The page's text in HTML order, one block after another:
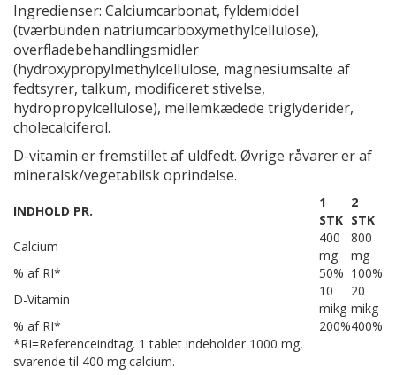
Ingredienser: Calciumcarbonat, fyldemiddel
(tværbunden natriumcarboxymethylcellulose),
overfladebehandlingsmidler
(hydroxypropylmethylcellulose, magnesiumsalte af
fedtsyrer, talkum, modificeret stivelse,
hydropropylcellulose), mellemkædede triglyderider,
cholecalciferol.
D-vitamin er fremstillet af uldfedt. Øvrige råvarer er af
mineralsk/vegetabilsk oprindelse.
INDHOLD PR.
1
STK
2
STK
Calcium
400
mg
800
mg
% af RI*
50% 100%
D-Vitamin
10
mikg
20
mikg
% af RI*
200%400%
*RI=Referenceindtag. 1 tablet indeholder 1000 mg,
svarende til 400 mg calcium.